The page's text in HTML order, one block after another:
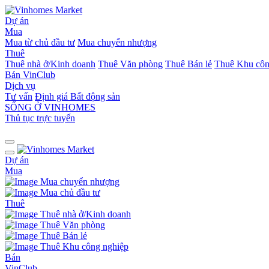
Dự án
Mua
Mua từ chủ đầu tư Mua chuyển nhượng
Thuê
Thuê nhà ở/Kinh doanh Thuê Văn phòng Thuê Bán lẻ Thuê Khu
Bán VinClub
Dịch vụ
Tư vấn Định giá Bất động sản
SỐNG Ở VINHOMES
Thủ tục trực tuyến
Dự án
Mua
Mua chuyển nhượng
Mua chủ đầu tư
Thuê
Thuê nhà ở/Kinh doanh
Thuê Văn phòng
Thuê Bán lẻ
Thuê Khu công nghiệp
Bán